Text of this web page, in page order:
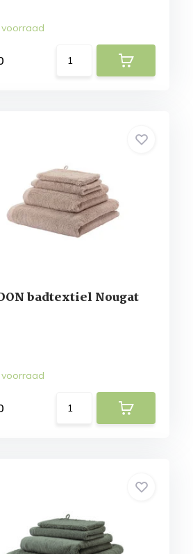
voorraad
badtextiel Nougat
voorraad